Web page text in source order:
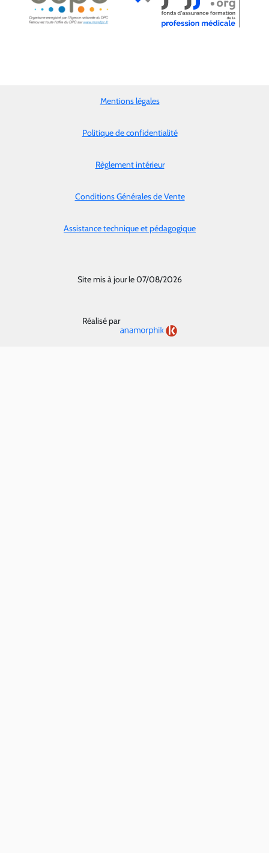
Mentions légales
Politique de confidentialité
Règlement intérieur
Conditions Générales de Vente
Assistance technique et pédagogique
Site mis à jour le 07/08/2026
Réalisé par